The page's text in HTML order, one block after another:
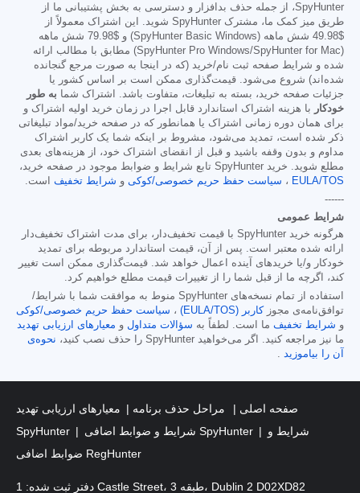
SpyHunter، از جمله حذف بدافزار و دسترسی به بخش پشتیبانی ما از
طریق میز کمک ما، مشترک SpyHunter شوید. این اشتراک معمولاً از
$49.98
شش ماهه (SpyHunter Basic Windows) و $79.98
شش ماهه
(SpyHunter Pro Windows/SpyHunter for Mac) مطابق با مطالب ارائه
شده و شرایط صفحه ثبت نام/خرید (که در اینجا به صورت مرجع گنجانده
شده‌اند) شروع می‌شود. قیمت‌گذاری ممکن است بر اساس کشور یا
جزئیات صفحه خرید، بسته به تبلیغات، متفاوت باشد. اشتراک شما به طور
خودکار
با هزینه اشتراک استاندارد قابل اجرا در زمان خرید اولیه اشتراک و
برای همان دوره زمانی اشتراک یا همانطور که در صفحه خرید/مواد تبلیغاتی
ذکر شده است، تمدید می‌شود، مشروط بر اینکه شما یک کاربر اشتراک
مداوم و بدون وقفه باشید و قبل از انقضای اشتراک خود، از هزینه‌های بعدی
مطلع شوید. خرید SpyHunter تابع شرایط و ضوابط موجود در صفحه خرید،
EULA/TOS ، سیاست حفظ حریم خصوصی/کوکی و شرایط تخفیف است.
------
شرایط عمومی
هرگونه خرید SpyHunter با قیمت تخفیف‌دار، برای مدت اشتراک تخفیف‌دار
ارائه شده معتبر است. پس از آن، قیمت استاندارد مربوطه برای تمدید
خودکار و/یا خریدهای آینده اعمال خواهد شد. قیمت‌گذاری ممکن است تغییر
کند، اگرچه ما از قبل شما را از تغییرات قیمت مطلع خواهیم کرد.
استفاده از تمام نسخه‌های SpyHunter منوط به موافقت شما با شرایط/
توافق‌نامه‌ی مجوز کاربر (EULA/TOS) ، سیاست حفظ حریم خصوصی/کوکی
و شرایط تخفیف ما است. لطفاً به سؤالات متداول و معیارهای ارزیابی تهدید
ما نیز مراجعه کنید. اگر می‌خواهید SpyHunter را حذف نصب کنید،
نحوه‌ی
آن را بیاموزید .
صفحه اصلی مراحل حذف برنامه
معیارهای ارزیابی تهدید
SpyHunter
شرایط و ضوابط اضافی SpyHunter
شرایط و
ضوابط اضافی RegHunter
دفتر ثبت شده: 1 Castle Street، طبقه 3، Dublin 2 D02XD82